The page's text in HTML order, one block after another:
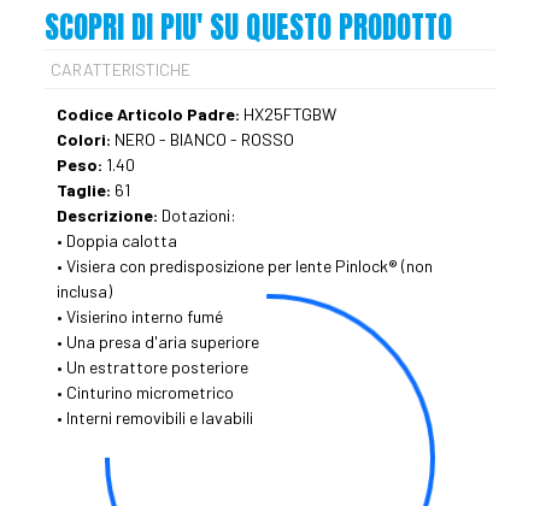
SCOPRI DI PIU' SU QUESTO PRODOTTO
CARATTERISTICHE
Codice Articolo Padre: HX25FTGBW
Colori: NERO - BIANCO - ROSSO
Peso: 1.40
Taglie: 61
Descrizione: Dotazioni:
• Doppia calotta
• Visiera con predisposizione per lente Pinlock® (non
inclusa)
• Visierino interno fumé
• Una presa d'aria superiore
• Un estrattore posteriore
• Cinturino micrometrico
• Interni removibili e lavabili